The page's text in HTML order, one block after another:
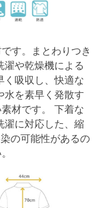
す。まとわりつき
や乾燥機による
く吸収し、快適な
水を素早く発散す
材です。 下着な
濯に対応した、縮
の可能性があるの